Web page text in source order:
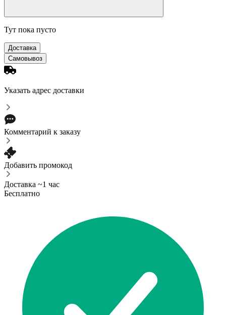
Тут пока пусто
Доставка
Самовывоз
Указать адрес доставки
Комментарий к заказу
Добавить промокод
Доставка ~1 час
Бесплатно